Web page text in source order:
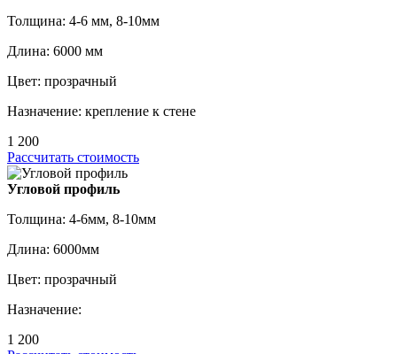
Толщина: 4-6 мм, 8-10мм
Длина: 6000 мм
Цвет: прозрачный
Назначение: крепление к стене
1 200
Рассчитать стоимость
Угловой профиль
Толщина: 4-6мм, 8-10мм
Длина: 6000мм
Цвет: прозрачный
Назначение:
1 200